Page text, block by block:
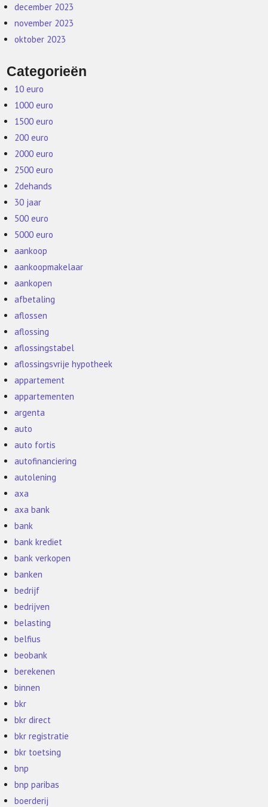
december 2023
november 2023
oktober 2023
Categorieën
10 euro
1000 euro
1500 euro
200 euro
2000 euro
2500 euro
2dehands
30 jaar
500 euro
5000 euro
aankoop
aankoopmakelaar
aankopen
afbetaling
aflossen
aflossing
aflossingstabel
aflossingsvrije hypotheek
appartement
appartementen
argenta
auto
auto fortis
autofinanciering
autolening
axa
axa bank
bank
bank krediet
bank verkopen
banken
bedrijf
bedrijven
belasting
belfius
beobank
berekenen
binnen
bkr
bkr direct
bkr registratie
bkr toetsing
bnp
bnp paribas
boerderij